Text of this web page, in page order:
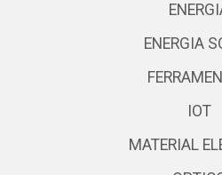
ENERGIA
IOT
MATERIAL